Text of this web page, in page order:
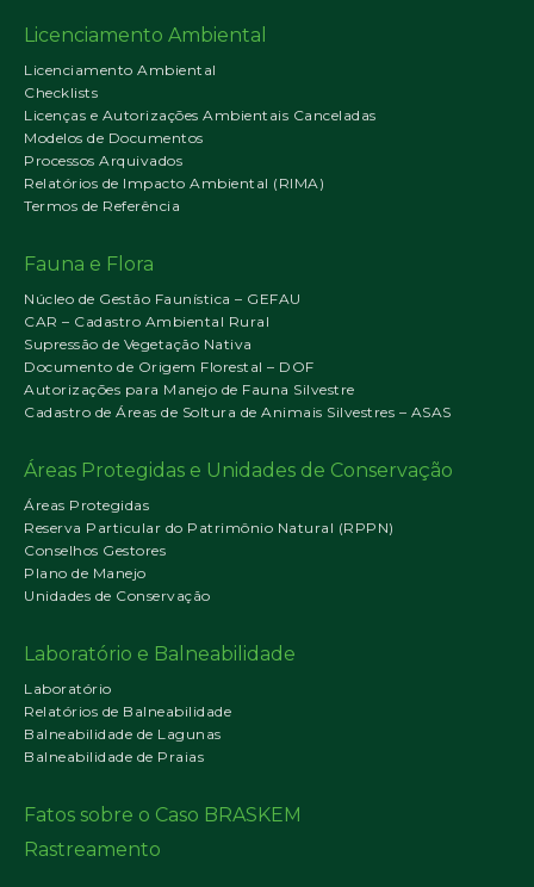
Licenciamento Ambiental
Licenciamento Ambiental
Checklists
Licenças e Autorizações Ambientais Canceladas
Modelos de Documentos
Processos Arquivados
Relatórios de Impacto Ambiental (RIMA)
Termos de Referência
Fauna e Flora
Núcleo de Gestão Faunística – GEFAU
CAR – Cadastro Ambiental Rural
Supressão de Vegetação Nativa
Documento de Origem Florestal – DOF
Autorizações para Manejo de Fauna Silvestre
Cadastro de Áreas de Soltura de Animais Silvestres – ASAS
Áreas Protegidas e Unidades de Conservação
Áreas Protegidas
Reserva Particular do Patrimônio Natural (RPPN)
Conselhos Gestores
Plano de Manejo
Unidades de Conservação
Laboratório e Balneabilidade
Laboratório
Relatórios de Balneabilidade
Balneabilidade de Lagunas
Balneabilidade de Praias
Fatos sobre o Caso BRASKEM
Rastreamento